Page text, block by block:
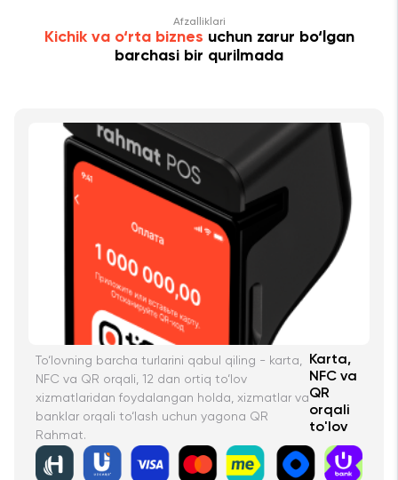
Afzalliklari
Kichik va o‘rta biznes uchun zarur bo‘lgan
barchasi bir qurilmada
Karta,
NFC va
QR
orqali
to'lov
To‘lovning barcha turlarini qabul qiling - karta,
NFC va QR orqali, 12 dan ortiq to‘lov
xizmatlaridan foydalangan holda, xizmatlar va
banklar orqali to‘lash uchun yagona QR
Rahmat.